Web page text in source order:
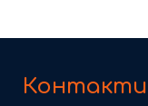
Контакти